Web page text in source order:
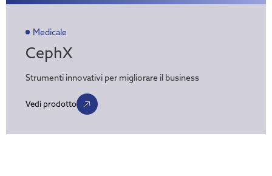
Medicale
CephX
Strumenti innovativi per migliorare il business
Vedi prodotto